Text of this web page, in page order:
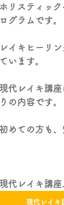
ホリスティッ
ログラムです。
レイキヒーリ
ています。
現代レイキ講
りの内容です。
初めての方も、
現代レイキ講
現代レイキ